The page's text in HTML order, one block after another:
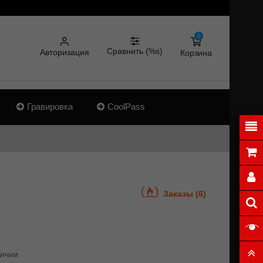
Авторизация Сравнить (%s) Корзина
0
Гравировка CoolPass
Заказы (6)